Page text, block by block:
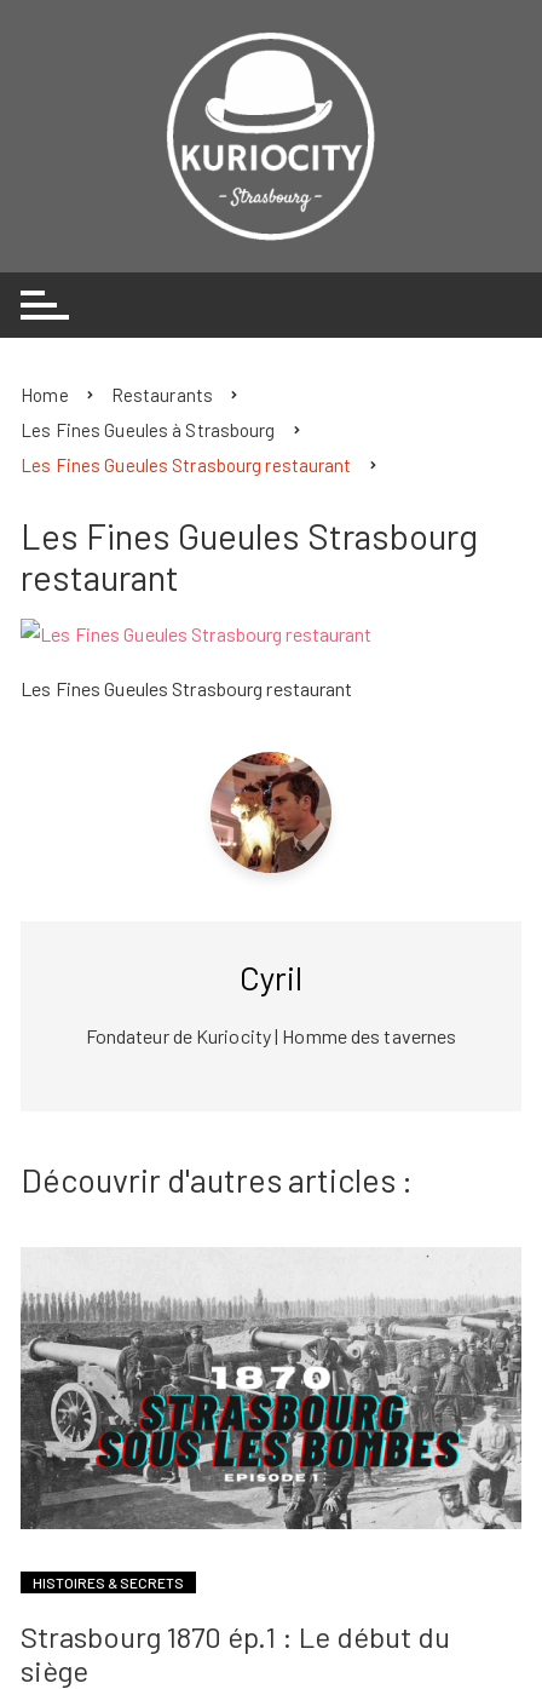
Home
Restaurants
Les Fines Gueules à Strasbourg
Les Fines Gueules Strasbourg restaurant
Les Fines Gueules Strasbourg
restaurant
Les Fines Gueules Strasbourg restaurant
Cyril
Fondateur de Kuriocity | Homme des tavernes
Découvrir d'autres articles :
HISTOIRES & SECRETS
Strasbourg 1870 ép.1 : Le début du
siège